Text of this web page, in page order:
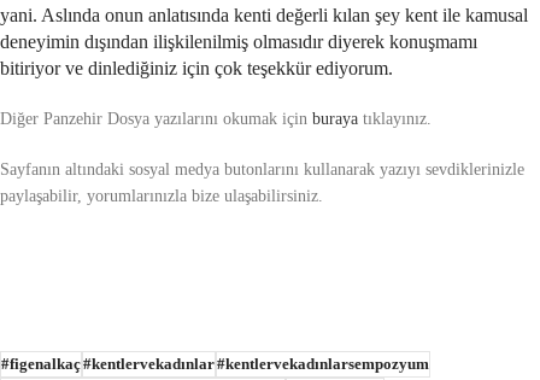
yani. Aslında onun anlatısında kenti değerli kılan şey kent ile kamusal
deneyimin dışından ilişkilenilmiş olmasıdır diyerek konuşmamı
bitiriyor ve dinlediğiniz için çok teşekkür ediyorum.
Diğer Panzehir Dosya yazılarını okumak için buraya tıklayınız.
Sayfanın altındaki sosyal medya butonlarını kullanarak yazıyı sevdiklerinizle
paylaşabilir, yorumlarınızla bize ulaşabilirsiniz.
#figenalkaç#kentlervekadınlar#kentlervekadınlarsempozyum